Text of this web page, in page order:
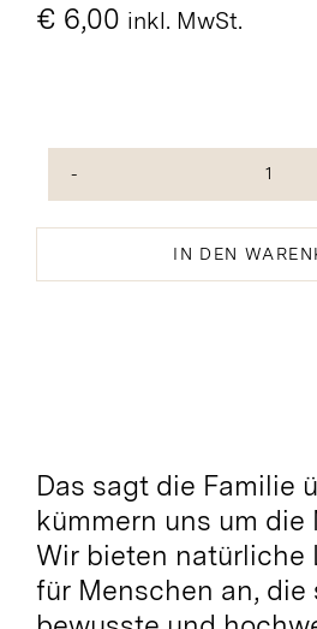
€ 6,00 inkl. MwSt.
Grüne
Bio
IN DEN
Das sagt die Familie
kümmern uns um die
Wir bieten natürliche
für Menschen an, die